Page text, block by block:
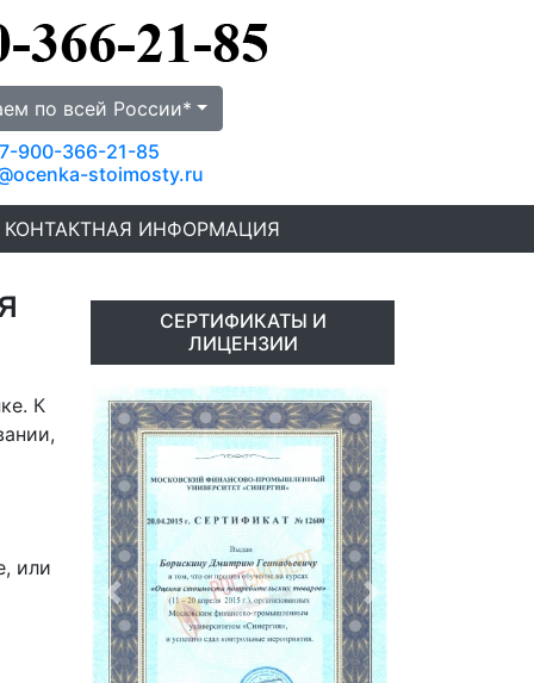
по всей России*
900-366-21-85
stoimosty.ru
КОНТАКТНАЯ ИНФОРМАЦИЯ
К
или
СЕРТИФИКАТЫ И
ЛИЦЕНЗИИ
Previous Next